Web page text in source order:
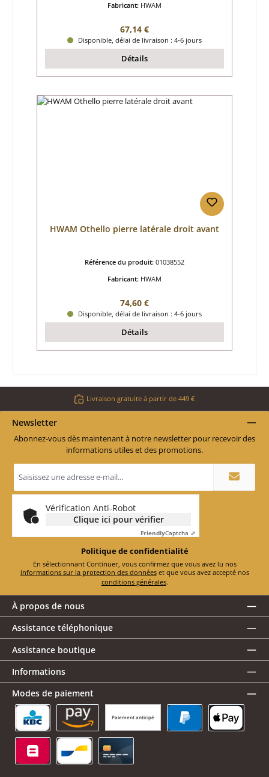
Fabricant: HWAM
Prix régulier :
67,14 €
Disponible, délai de livraison : 4-6 jours
Détails
HWAM Othello pierre latérale droit avant
Référence du produit: 01038552
Fabricant: HWAM
Prix régulier :
74,60 €
Disponible, délai de livraison : 4-6 jours
Détails
Livraison gratuite à partir de 449 €
Newsletter
Abonnez-vous dès maintenant à notre newsletter pour recevoir des
informations utiles et des promotions.
Adresse
e-
*
Vérification Anti-Robot
Clique ici pour vérifier
FriendlyCaptcha ⇗
Politique de confidentialité
En sélectionnant Continuer, vous confirmez que vous avez lu nos
informations sur la protection des données
et que vous avez accepté nos
conditions générales.
À propos de nous
Assistance téléphonique
Assistance boutique
Informations
Modes de paiement
Paiement anticipé
KBC/CBC Payment Button
Amazon Pay